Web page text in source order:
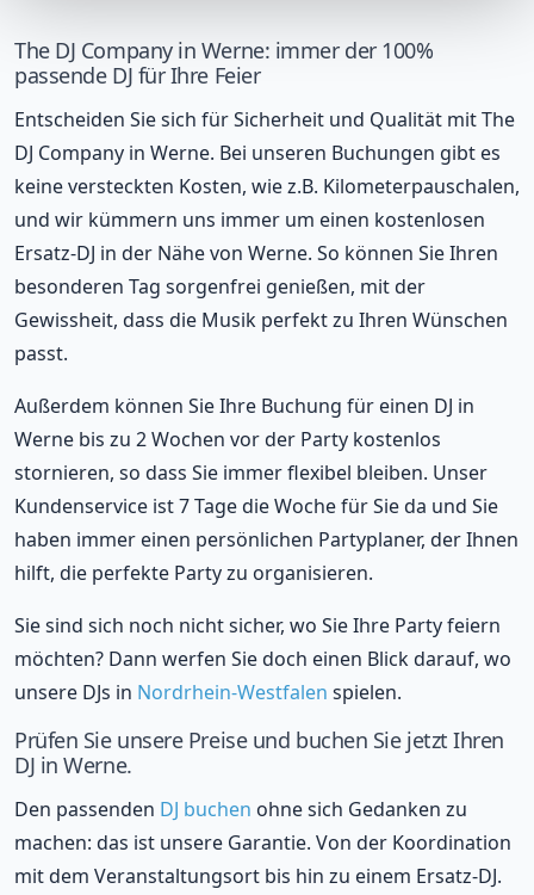
The DJ Company in Werne: immer der 100%
passende DJ für Ihre Feier
Entscheiden Sie sich für Sicherheit und Qualität mit The
DJ Company in Werne. Bei unseren Buchungen gibt es
keine versteckten Kosten, wie z.B. Kilometerpauschalen,
und wir kümmern uns immer um einen kostenlosen
Ersatz-DJ in der Nähe von Werne. So können Sie Ihren
besonderen Tag sorgenfrei genießen, mit der
Gewissheit, dass die Musik perfekt zu Ihren Wünschen
passt.
Außerdem können Sie Ihre Buchung für einen DJ in
Werne bis zu 2 Wochen vor der Party kostenlos
stornieren, so dass Sie immer flexibel bleiben. Unser
Kundenservice ist 7 Tage die Woche für Sie da und Sie
haben immer einen persönlichen Partyplaner, der Ihnen
hilft, die perfekte Party zu organisieren.
Sie sind sich noch nicht sicher, wo Sie Ihre Party feiern
möchten? Dann werfen Sie doch einen Blick darauf, wo
unsere DJs in Nordrhein-Westfalen spielen.
Prüfen Sie unsere Preise und buchen Sie jetzt Ihren
DJ in Werne.
Den passenden DJ buchen ohne sich Gedanken zu
machen: das ist unsere Garantie. Von der Koordination
mit dem Veranstaltungsort bis hin zu einem Ersatz-DJ.